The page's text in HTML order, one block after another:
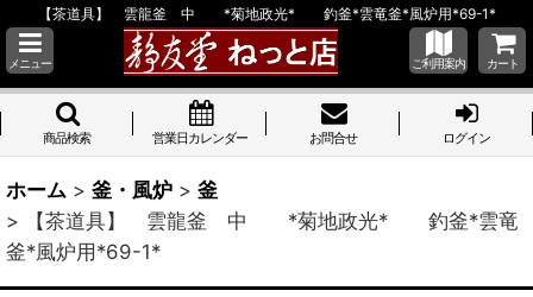
【茶道具】 雲龍釜 中 *菊地政光* 釣釜*雲竜釜*風炉用*69-1*
メニュー ご利用案内 カート
商品検索 営業日カレンダー お問合せ ログイン
ホーム > 釜・風炉 > 釜
>
【茶道具】 雲龍釜 中 *菊地政光* 釣釜*雲竜
釜*風炉用*69-1*